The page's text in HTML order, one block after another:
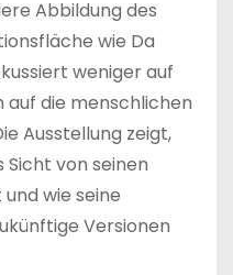
Abbildung des
wie Da
weniger auf
auf die menschlichen
Ausstellung zeigt,
Sicht von seinen
wie seine
Versionen